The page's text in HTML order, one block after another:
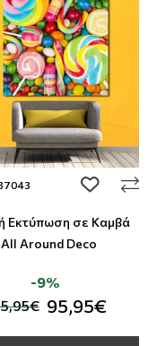
add to
Εκτύπωση σε Καμβά
Around Deco
95,95€
-9%